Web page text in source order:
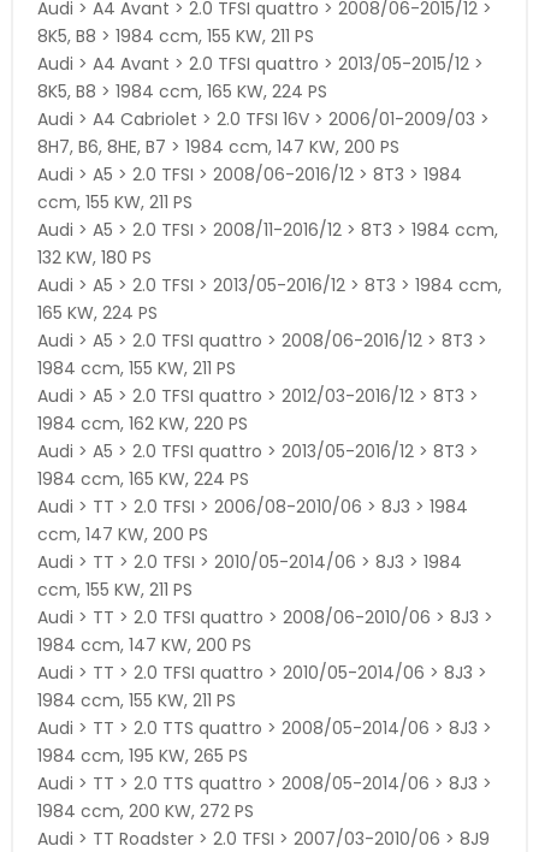
Audi > A4 Avant > 2.0 TFSI quattro > 2008/06-2015/12 >
8K5, B8 > 1984 ccm, 155 KW, 211 PS
Audi > A4 Avant > 2.0 TFSI quattro > 2013/05-2015/12 >
8K5, B8 > 1984 ccm, 165 KW, 224 PS
Audi > A4 Cabriolet > 2.0 TFSI 16V > 2006/01-2009/03 >
8H7, B6, 8HE, B7 > 1984 ccm, 147 KW, 200 PS
Audi > A5 > 2.0 TFSI > 2008/06-2016/12 > 8T3 > 1984
ccm, 155 KW, 211 PS
Audi > A5 > 2.0 TFSI > 2008/11-2016/12 > 8T3 > 1984 ccm,
132 KW, 180 PS
Audi > A5 > 2.0 TFSI > 2013/05-2016/12 > 8T3 > 1984 ccm,
165 KW, 224 PS
Audi > A5 > 2.0 TFSI quattro > 2008/06-2016/12 > 8T3 >
1984 ccm, 155 KW, 211 PS
Audi > A5 > 2.0 TFSI quattro > 2012/03-2016/12 > 8T3 >
1984 ccm, 162 KW, 220 PS
Audi > A5 > 2.0 TFSI quattro > 2013/05-2016/12 > 8T3 >
1984 ccm, 165 KW, 224 PS
Audi > TT > 2.0 TFSI > 2006/08-2010/06 > 8J3 > 1984
ccm, 147 KW, 200 PS
Audi > TT > 2.0 TFSI > 2010/05-2014/06 > 8J3 > 1984
ccm, 155 KW, 211 PS
Audi > TT > 2.0 TFSI quattro > 2008/06-2010/06 > 8J3 >
1984 ccm, 147 KW, 200 PS
Audi > TT > 2.0 TFSI quattro > 2010/05-2014/06 > 8J3 >
1984 ccm, 155 KW, 211 PS
Audi > TT > 2.0 TTS quattro > 2008/05-2014/06 > 8J3 >
1984 ccm, 195 KW, 265 PS
Audi > TT > 2.0 TTS quattro > 2008/05-2014/06 > 8J3 >
1984 ccm, 200 KW, 272 PS
Audi > TT Roadster > 2.0 TFSI > 2007/03-2010/06 > 8J9